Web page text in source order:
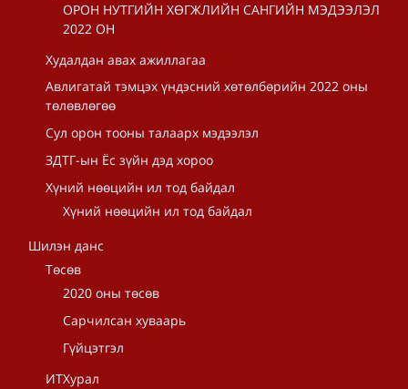
ОРОН НУТГИЙН ХӨГЖЛИЙН САНГИЙН МЭДЭЭЛЭЛ
2022 ОН
Худалдан авах ажиллагаа
Авлигатай тэмцэх үндэсний хөтөлбөрийн 2022 оны
төлөвлөгөө
Сул орон тооны талаарх мэдээлэл
ЗДТГ-ын Ёс зүйн дэд хороо
Хүний нөөцийн ил тод байдал
Хүний нөөцийн ил тод байдал
Шилэн данс
Төсөв
2020 оны төсөв
Сарчилсан хуваарь
Гүйцэтгэл
ИТХурал